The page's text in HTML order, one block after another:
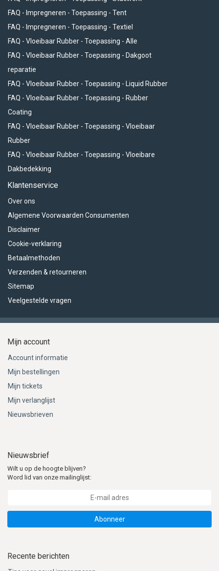
FAQ - Impregneren - Toepassing - Tent
FAQ - Impregneren - Toepassing - Textiel
FAQ - Vloeibaar Rubber - Toepassing - Alle
FAQ - Vloeibaar Rubber - Toepassing - Dakgoot
reparatie
FAQ - Vloeibaar Rubber - Toepassing - Liquid Rubber
FAQ - Vloeibaar Rubber - Toepassing - Rubber
Coating
FAQ - Vloeibaar Rubber - Toepassing - Vloeibaar
Rubber
FAQ - Vloeibaar Rubber - Toepassing - Vloeibare
Dakbedekking
Klantenservice
Over ons
Algemene Voorwaarden Consumenten
Disclaimer
Cookie-verklaring
Betaalmethoden
Verzenden & retourneren
Sitemap
Veelgestelde vragen
Mijn account
Account informatie
Mijn bestellingen
Mijn tickets
Mijn verlanglijst
Nieuwsbrieven
Nieuwsbrief
Wilt u op de hoogte blijven?
Word lid van onze mailinglijst:
Abonneer
Recente berichten